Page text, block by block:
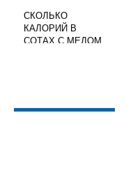
СКОЛЬКО
КАЛОРИЙ В
СОТАХ С МЕДОМ